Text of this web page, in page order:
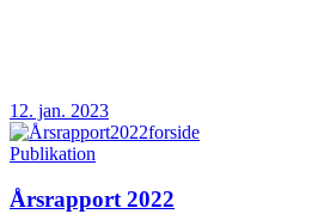
12. jan. 2023
Publikation
Årsrapport 2022